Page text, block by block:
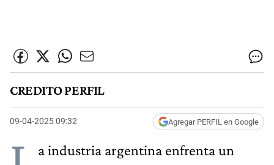
CREDITO PERFIL
09-04-2025 09:32 Agregar PERFIL en Google
a industria argentina enfrenta un